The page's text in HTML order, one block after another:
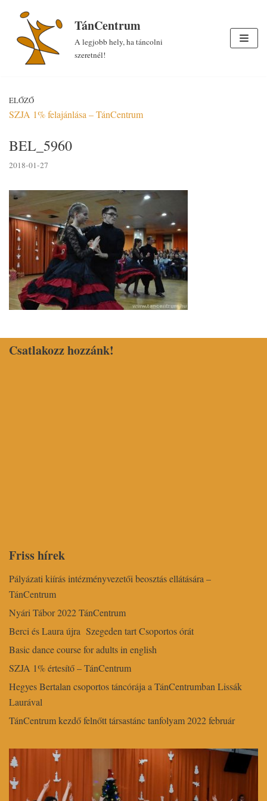
Skip
content
TánCentrum
A legjobb hely, ha táncolni
szeretnél!
ELŐZŐ
SZJA 1% felajánlása – TánCentrum
BEL_5960
2018-01-27
Csatlakozz hozzánk!
Friss hírek
Pályázati kiírás intézményvezetői beosztás ellátására –
TánCentrum
Nyári Tábor 2022 TánCentrum
Berci és Laura újra Szegeden tart Csoportos órát
Basic dance course for adults in english
SZJA 1% értesítő – TánCentrum
Hegyes Bertalan csoportos táncórája a TánCentrumban Lissák
Laurával
TánCentrum kezdő felnőtt társastánc tanfolyam 2022 február